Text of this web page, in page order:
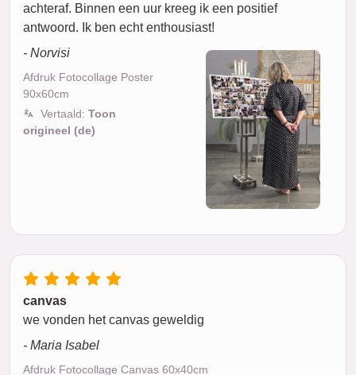
achteraf. Binnen een uur kreeg ik een positief
antwoord. Ik ben echt enthousiast!
- Norvisi
Afdruk Fotocollage Poster
90x60cm
Vertaald: Toon
origineel (de)
canvas
we vonden het canvas geweldig
- Maria Isabel
Afdruk Fotocollage Canvas 60x40cm